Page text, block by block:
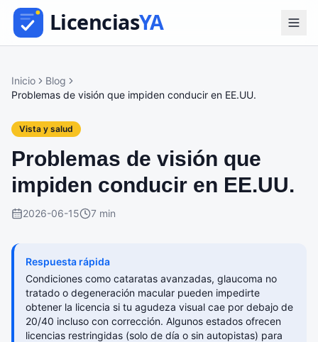
Inicio
Blog
Problemas de visión que impiden conducir en EE.UU.
Vista y salud
Problemas de visión que
impiden conducir en EE.UU.
2026-06-15 7 min
Respuesta rápida
Condiciones como cataratas avanzadas, glaucoma no
tratado o degeneración macular pueden impedirte
obtener la licencia si tu agudeza visual cae por debajo de
20/40 incluso con corrección. Algunos estados ofrecen
licencias restringidas (solo de día o sin autopistas) para